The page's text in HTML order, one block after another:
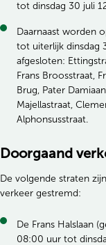
tot dinsdag 30 juli
Daarnaast worden
tot uiterlijk dinsdag
afgesloten:
Frans Broosstraat,
Brug, Pater
Majellastraat,
Alphonsusstraat.
Doorgaand
De volgende straten
verkeer gestremd:
De Frans Halslaan
08:00 uur tot